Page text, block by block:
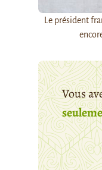
Le président
Vous